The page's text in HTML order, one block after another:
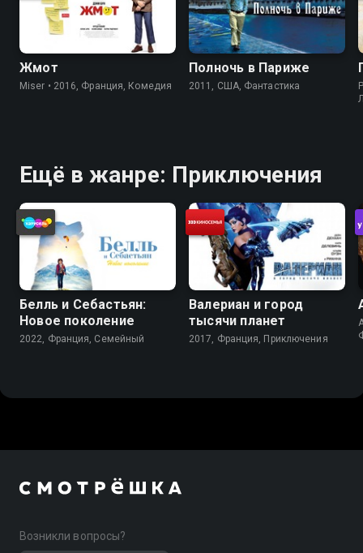
Жмот
Miser • 2016, Франция, Комедия
Полночь в Париже
2011, США, Фантастика
Ещё в жанре: Приключения
Белль и Себастьян:
Новое поколение
2022, Франция, Cемейный
Валериан и город
тысячи планет
2017, Франция, Приключения
Возникли вопросы?